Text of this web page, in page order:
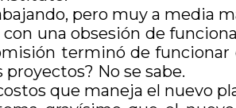
pero muy a media
una obsesión de
terminó de funcionar
proyectos? No se sabe.
que maneja el nuevo